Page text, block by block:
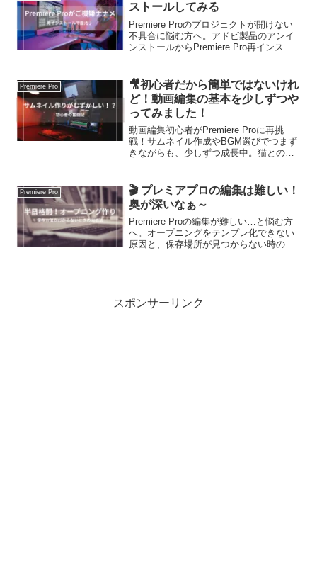
ストールしてみる
Premiere Proのプロジェクトが開けない
不具合に悩む方へ。アドビ製品のアンイ
ンストールからPremiere Pro再インスト
ます。
Premiere Pro
🎥初心者だから簡単ではないけれ
ど！動画編集の基本を少しずつや
ってみました！
動画編集初心者がPremiere Proに再挑
戦！サムネイル作成やBGM選びでつまず
きながらも、少しずつ成長中。猫との癒
Premiere Pro
🎬 プレミアプロの編集は難しい！
奥が深いなぁ～
Premiere Proの編集が難しい…と悩む方
へ。オープニングをテンプレ化できない
原因と、保存場所が見つからない時の対
スポンサーリンク